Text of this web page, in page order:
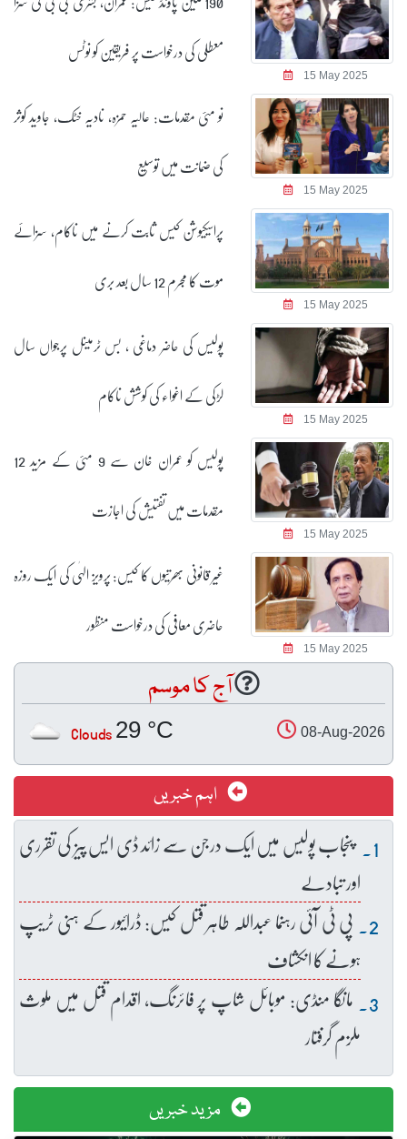
15 May 2025
معطلی کی درخواست پر فریقین کو نوٹس
15 May 2025
نو مئی مقدمات: عالیہ حمزہ، نادیہ خٹک، جاوید کوثر
کی ضمانت میں توسیع
15 May 2025
پراسیکیوشن کیس ثابت کرنے میں ناکام، سزائے
موت کا مجرم 12 سال بعد بری
15 May 2025
پولیس کی حاضر دماغی ، بس ٹرمینل پرجواں سال
لڑکی کے اغواء کی کوشش ناکام
15 May 2025
پولیس کو عمران خان سے 9 مئی کے مزید 12
مقدمات میں تفتیش کی اجازت
15 May 2025
غیر قانونی بھرتیوں کا کیس: پرویز الہٰی کی ایک روزہ
حاضری معافی کی درخواست منظور
آج کا موسم
08-Aug-2026
29 °C
Clouds
اہم خبریں
پنجاب پولیس میں ایک درجن سے زائد ڈی ایس پیز کی تقرری
اور تبادلے
پی ٹی آئی رہنما عبداللہ طاہر قتل کیس: ڈرائیور کے ہنی ٹریپ
ہونے کا انکشاف
مانگا منڈی: موبائل شاپ پر فائرنگ، اقدام قتل میں ملوث
ملزم گرفتار
مزید خبریں